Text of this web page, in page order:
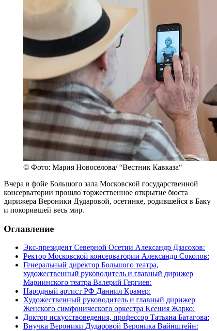
© Фото: Мария Новоселова/ “Вестник Кавказа“
Вчера в фойе Большого зала Московской государственной
консерватории прошло торжественное открытие бюста
дирижера Вероники Дударовой, осетинке, родившейся в Баку
и покорившей весь мир.
Оглавление
Экс-президент Северной Осетии Александр Дзасохов:
Ректор Московской консерватории Александр Соколов:
Генеральный директор Большого театра,
художественный руководитель и главный дирижер
Мариинского театра Валерий Гергиев:
Народный артист РФ Даниил Крамер:
Художественный руководитель и главный дирижер
Женского симфонического оркестра Ксения Жарко:
Доктор искусствоведения, профессор Татьяна Батагова:
Внучка Вероники Дударовой Вероника Вайнштейн: